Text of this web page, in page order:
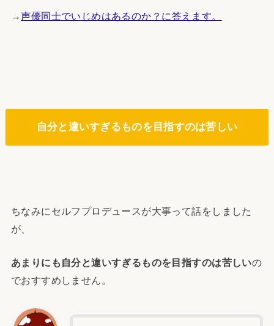
→声優同士でいじめはあるのか？に答えます。
自分と違いすぎるものを目指すのは苦しい
ちなみにセルフプロデュースが大事って話をしました
が、
あまりにも自分と違いすぎるものを目指すのは苦しいの
でおすすめしません。